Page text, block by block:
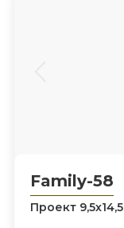
Family-58
Проект 9,5х14,5